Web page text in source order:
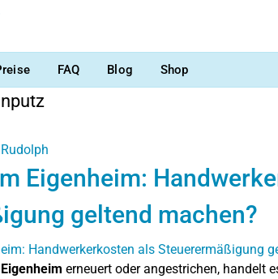
FAQ Blog Shop
Eigenheim:
geltend machen?
erneuert oder angestrichen, handelt